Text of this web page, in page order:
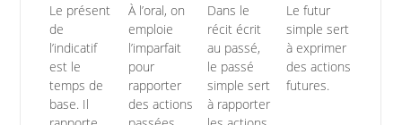
Le présent
de
l’indicatif
est le
temps de
base. Il
À l’oral, on
emploie
l’imparfait
pour
rapporter
des actions
Dans le
récit écrit
au passé,
le passé
simple sert
à rapporter
Le futur
simple sert
à exprimer
des actions
futures.